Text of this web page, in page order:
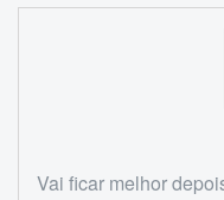
Vai ficar melhor